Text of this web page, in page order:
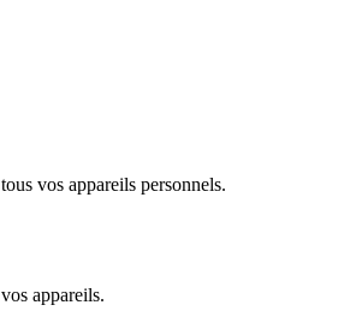
vos appareils personnels.​
appareils.